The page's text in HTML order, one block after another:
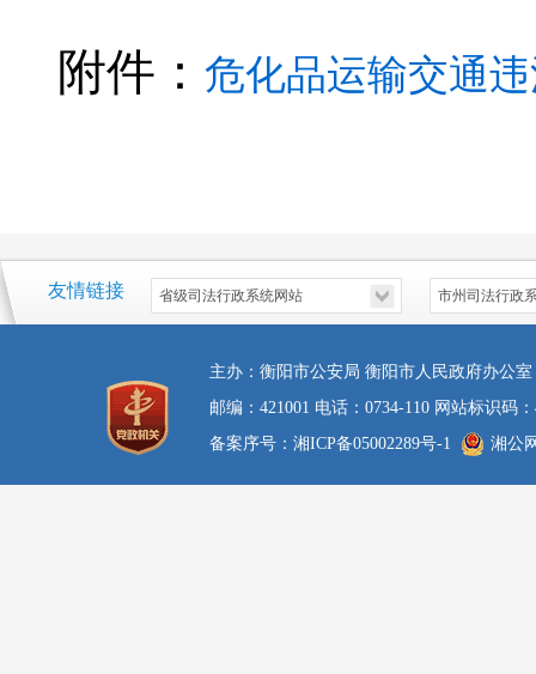
附件： 危化品运输交通违
友情链接
主办：衡阳市公安局 衡阳市人民政府办公
邮编：421001 电话：0734-110 网站标识码
备案序号：湘ICP备05002289号-1
湘公